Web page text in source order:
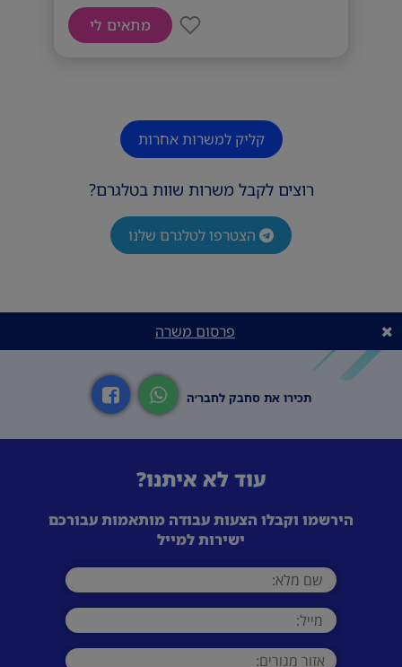
מתאים לי
קליק למשרות אחרות
רוצים לקבל משרות שוות בטלגרם?
הצטרפו לטלגרם שלנו
פרסום משרה
תכירו את סחבק לחבר׳ה
עוד לא איתנו?
הירשמו וקבלו הצעות עבודה מותאמות עבורכם
ישירות למייל